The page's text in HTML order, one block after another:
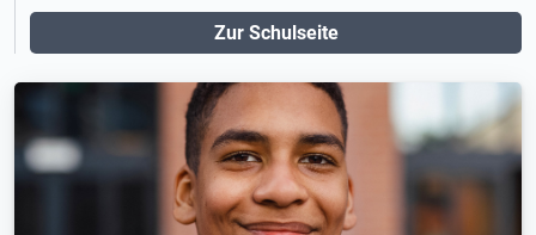
Zur Schulseite